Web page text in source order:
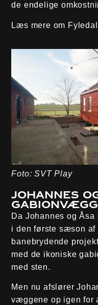
de endelige
Læs mere om
Foto: SVT Play
Johannes
Da Johannes og
i den første sæson af
banebrydende
med de ikoniske
med sten.
Men nu afslører
væggene op igen for